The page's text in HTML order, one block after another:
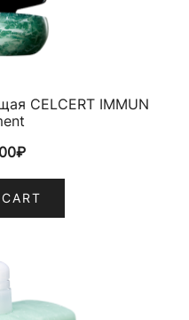
CELCERT IMMUN
₽